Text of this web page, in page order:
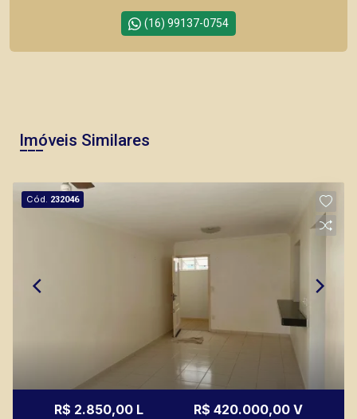
(16) 99137-0754
Imóveis Similares
Cód. 232046
R$ 2.850,00 L R$ 420.000,00 V